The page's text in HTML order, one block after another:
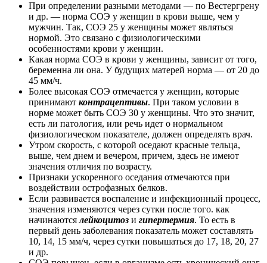
При определении разными методами — по Вестергрену
и др. — норма СОЭ у женщин в крови выше, чем у
мужчин. Так, СОЭ 25 у женщины может являться
нормой. Это связано с физиологическими
особенностями крови у женщин.
Какая норма СОЭ в крови у женщины, зависит от того,
беременна ли она. У будущих матерей норма — от 20 до
45 мм/ч.
Более высокая СОЭ отмечается у женщин, которые
принимают контрацептивы. При таком условии в
норме может быть СОЭ 30 у женщины. Что это значит,
есть ли патология, или речь идет о нормальном
физиологическом показателе, должен определять врач.
Утром скорость, с которой оседают красные тельца,
выше, чем днем и вечером, причем, здесь не имеют
значения отличия по возрасту.
Признаки ускоренного оседания отмечаются при
воздействии острофазных белков.
Если развивается воспаление и инфекционный процесс,
значения изменяются через сутки после того. как
начинаютсялейкоцитоз и гипертермия. То есть в
первый день заболевания показатель может составлять
10, 14, 15 мм/ч, через сутки повышаться до 17, 18, 20, 27
и др.